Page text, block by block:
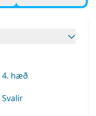
4. hæð
Svalir